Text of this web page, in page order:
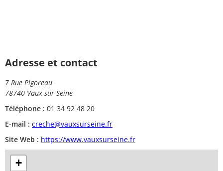
Adresse et contact
7 Rue Pigoreau
78740 Vaux-sur-Seine
Téléphone : 01 34 92 48 20
E-mail : creche@vauxsurseine.fr
Site Web : https://www.vauxsurseine.fr
+